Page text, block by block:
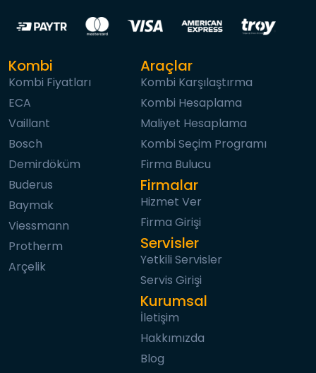
Kombi
Kombi Fiyatları
ECA
Vaillant
Bosch
Demirdöküm
Buderus
Baymak
Viessmann
Protherm
Arçelik
Araçlar
Kombi Karşılaştırma
Kombi Hesaplama
Maliyet Hesaplama
Kombi Seçim Programı
Firma Bulucu
Firmalar
Hizmet Ver
Firma Girişi
Servisler
Yetkili Servisler
Servis Girişi
Kurumsal
İletişim
Hakkımızda
Blog